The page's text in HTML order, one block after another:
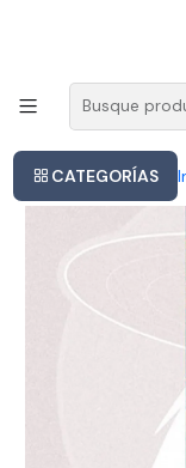
CATEGORÍAS
Vinilo Pink Floyd A